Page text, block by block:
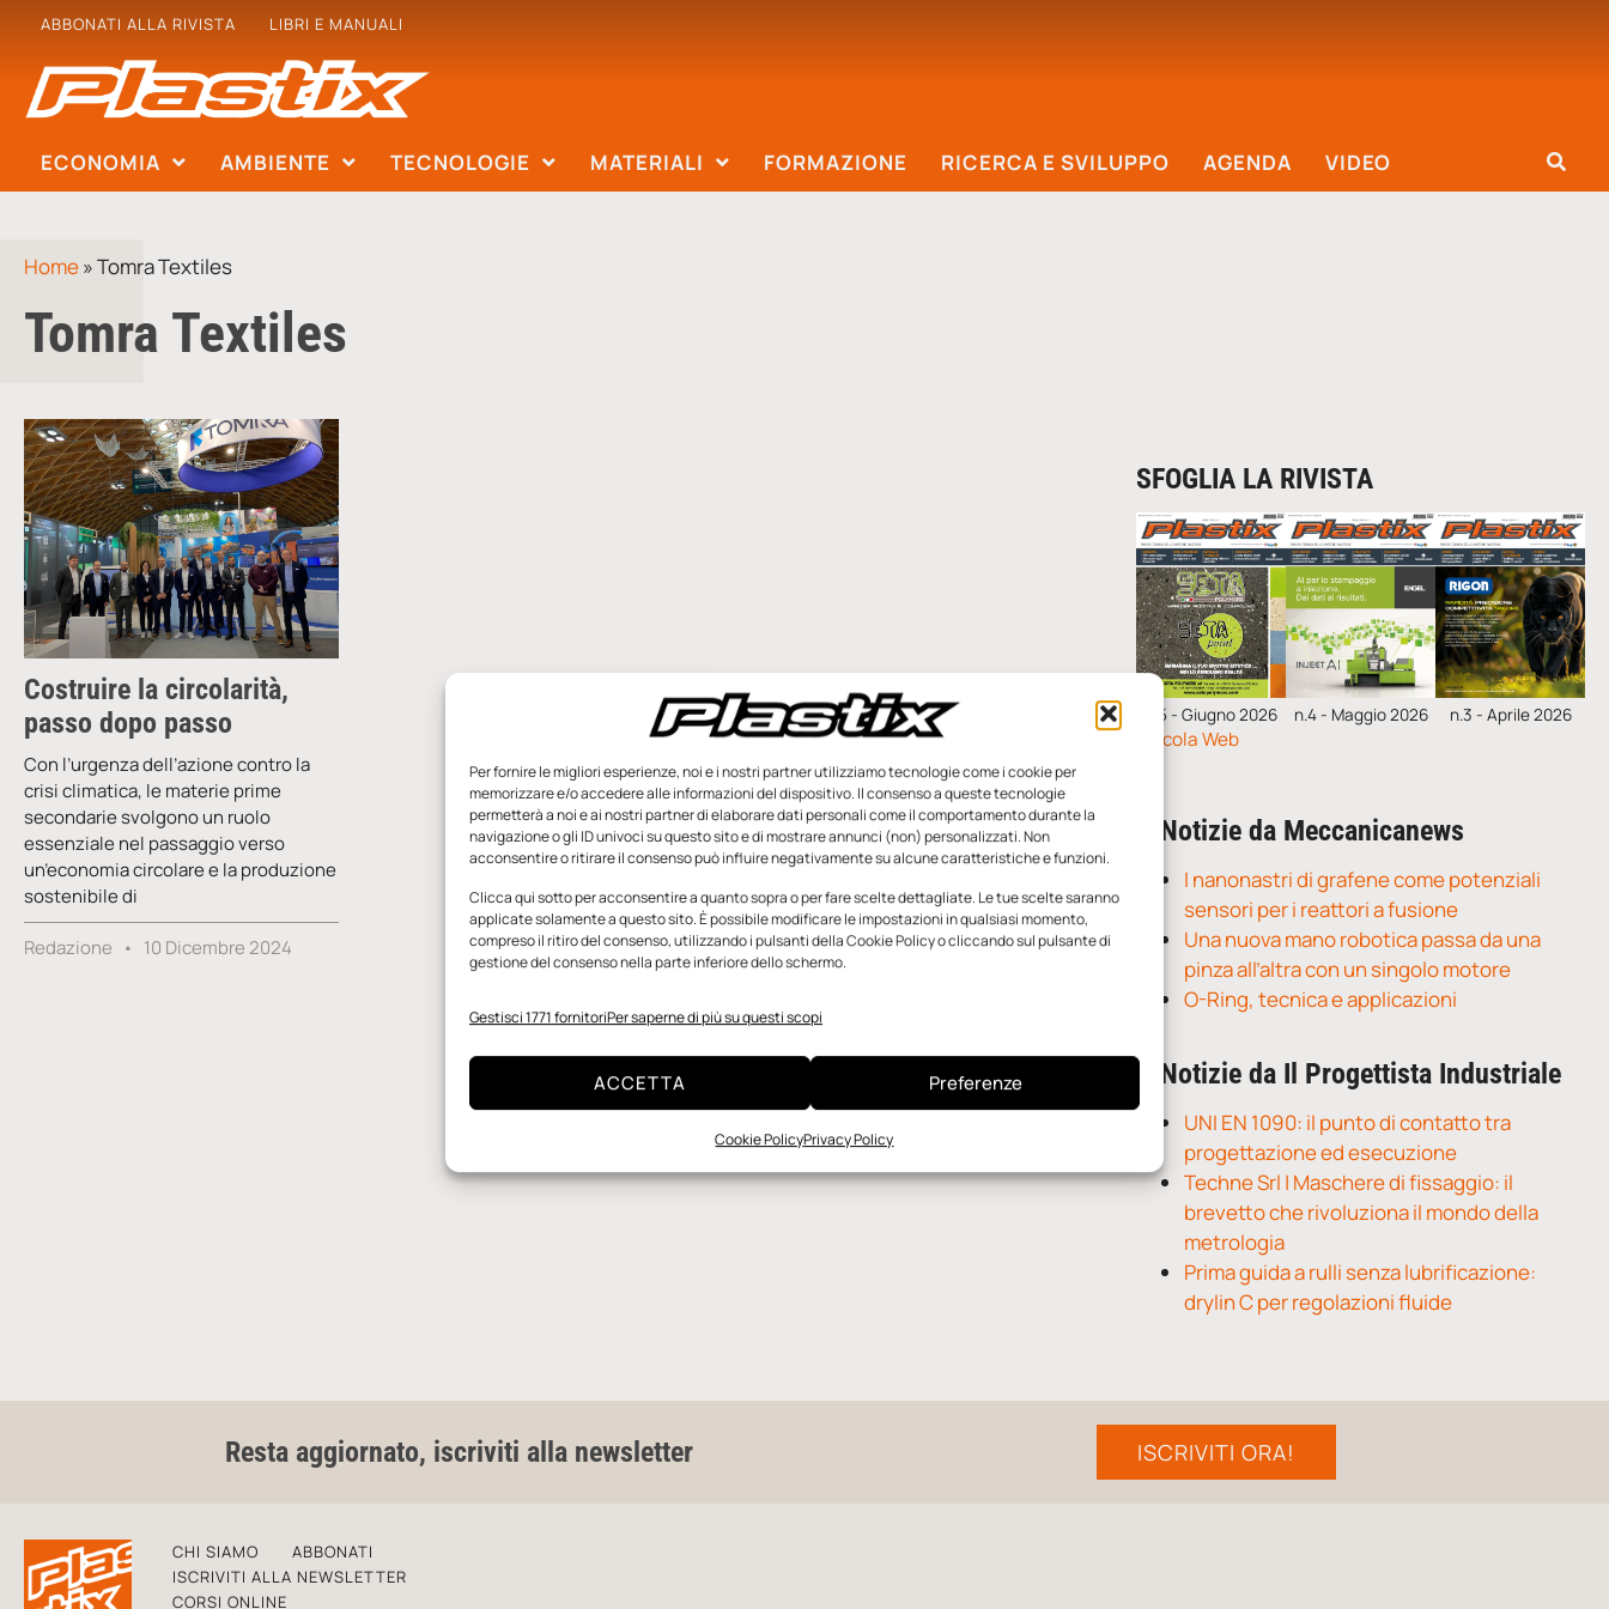
Per fornire le migliori esperienze, noi e i nostri partner utilizziamo tecnologie come i cookie per
memorizzare e/o accedere alle informazioni del dispositivo. Il consenso a queste tecnologie
permetterà a noi e ai nostri partner di elaborare dati personali come il comportamento durante la
navigazione o gli ID univoci su questo sito e di mostrare annunci (non) personalizzati. Non
acconsentire o ritirare il consenso può influire negativamente su alcune caratteristiche e funzioni.
Clicca qui sotto per acconsentire a quanto sopra o per fare scelte dettagliate. Le tue scelte saranno
applicate solamente a questo sito. È possibile modificare le impostazioni in qualsiasi momento,
compreso il ritiro del consenso, utilizzando i pulsanti della Cookie Policy o cliccando sul pulsante di
gestione del consenso nella parte inferiore dello schermo.
Gestisci 1771 fornitoriPer saperne di più su questi scopi
ACCETTA Preferenze
Cookie PolicyPrivacy Policy
ABBONATI ALLA RIVISTA LIBRI E MANUALI
ECONOMIA AMBIENTE TECNOLOGIE MATERIALI FORMAZIONE RICERCA E SVILUPPO AGENDA VIDEO
Home»Tomra Textiles
Tomra Textiles
Costruire la circolarità,
passo dopo passo
Con l’urgenza dell’azione contro la
crisi climatica, le materie prime
secondarie svolgono un ruolo
essenziale nel passaggio verso
un’economia circolare e la produzione
sostenibile di
Redazione 10 Dicembre 2024
SFOGLIA LA RIVISTA
n.5 - Giugno 2026 n.4 - Maggio 2026 n.3 - Aprile 2026
Edicola Web
Notizie da Meccanicanews
I nanonastri di grafene come potenziali
sensori per i reattori a fusione
Una nuova mano robotica passa da una
pinza all’altra con un singolo motore
O-Ring, tecnica e applicazioni
Notizie da Il Progettista Industriale
UNI EN 1090: il punto di contatto tra
progettazione ed esecuzione
Techne Srl | Maschere di fissaggio: il
brevetto che rivoluziona il mondo della
metrologia
Prima guida a rulli senza lubrificazione:
drylin C per regolazioni fluide
Resta aggiornato, iscriviti alla newsletter ISCRIVITI ORA!
CHI SIAMO
ABBONATI
ISCRIVITI ALLA NEWSLETTER
CORSI ONLINE